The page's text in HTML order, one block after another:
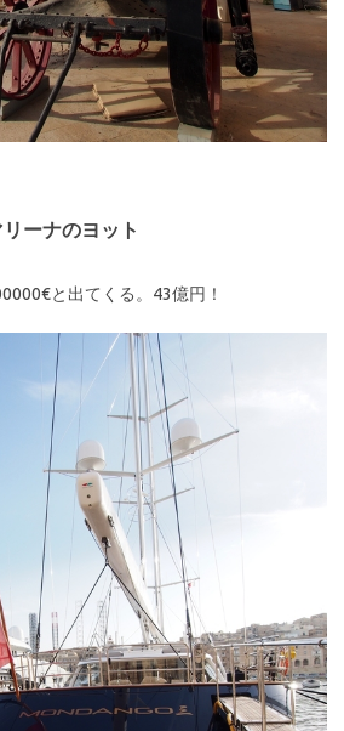
ーナのヨット
と出てくる。43億円！